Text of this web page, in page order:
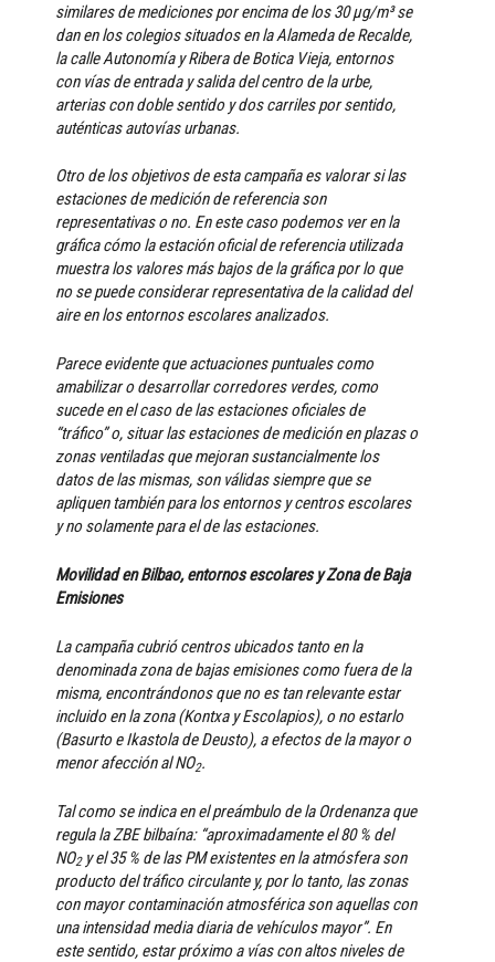
similares de mediciones por encima de los 30 µg/m³ se
dan en los colegios situados en la Alameda de Recalde,
la calle Autonomía y Ribera de Botica Vieja, entornos
con vías de entrada y salida del centro de la urbe,
arterias con doble sentido y dos carriles por sentido,
auténticas autovías urbanas.
Otro de los objetivos de esta campaña es valorar si las
estaciones de medición de referencia son
representativas o no. En este caso podemos ver en la
gráfica cómo la estación oficial de referencia utilizada
muestra los valores más bajos de la gráfica por lo que
no se puede considerar representativa de la calidad del
aire en los entornos escolares analizados.
Parece evidente que actuaciones puntuales como
amabilizar o desarrollar corredores verdes, como
sucede en el caso de las estaciones oficiales de
“tráfico” o, situar las estaciones de medición en plazas o
zonas ventiladas que mejoran sustancialmente los
datos de las mismas, son válidas siempre que se
apliquen también para los entornos y centros escolares
y no solamente para el de las estaciones.
Movilidad en Bilbao, entornos escolares y Zona de Baja
Emisiones
La campaña cubrió centros ubicados tanto en la
denominada zona de bajas emisiones como fuera de la
misma, encontrándonos que no es tan relevante estar
incluido en la zona (Kontxa y Escolapios), o no estarlo
(Basurto e Ikastola de Deusto), a efectos de la mayor o
menor afección al NO2.
Tal como se indica en el preámbulo de la Ordenanza que
regula la ZBE bilbaína: “aproximadamente el 80 % del
NO2y el 35 % de las PM existentes en la atmósfera son
producto del tráfico circulante y, por lo tanto, las zonas
con mayor contaminación atmosférica son aquellas con
una intensidad media diaria de vehículos mayor”. En
este sentido, estar próximo a vías con altos niveles de